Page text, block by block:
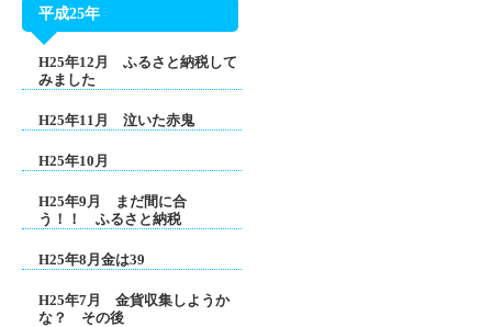
平成25年
H25年12月 ふるさと納税して
みました
H25年11月 泣いた赤鬼
H25年10月
H25年9月 まだ間に合
う！！ ふるさと納税
H25年8月金は39
H25年7月 金貨収集しようか
な？ その後